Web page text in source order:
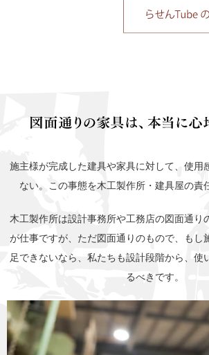
施主様が完成した建具や家具に対して、使用
ない。この事態を木工製作所・建具屋の責
木工製作所は設計事務所や工務店の図面通り
が仕事ですが、ただ図面通りのもので、もし
足できないなら、私たちも設計段階から、使
るべきです。